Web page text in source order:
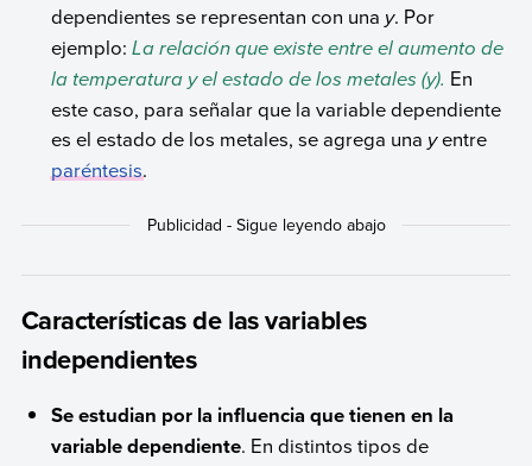
dependientes se representan con una y. Por
ejemplo:La relación que existe entre el aumento de
la temperatura y el estado de los metales (y). En
este caso, para señalar que la variable dependiente
es el estado de los metales, se agrega una yentre
paréntesis.
Características de las variables
independientes
Se estudian por la influencia que tienen en la
variable dependiente. En distintos tipos de